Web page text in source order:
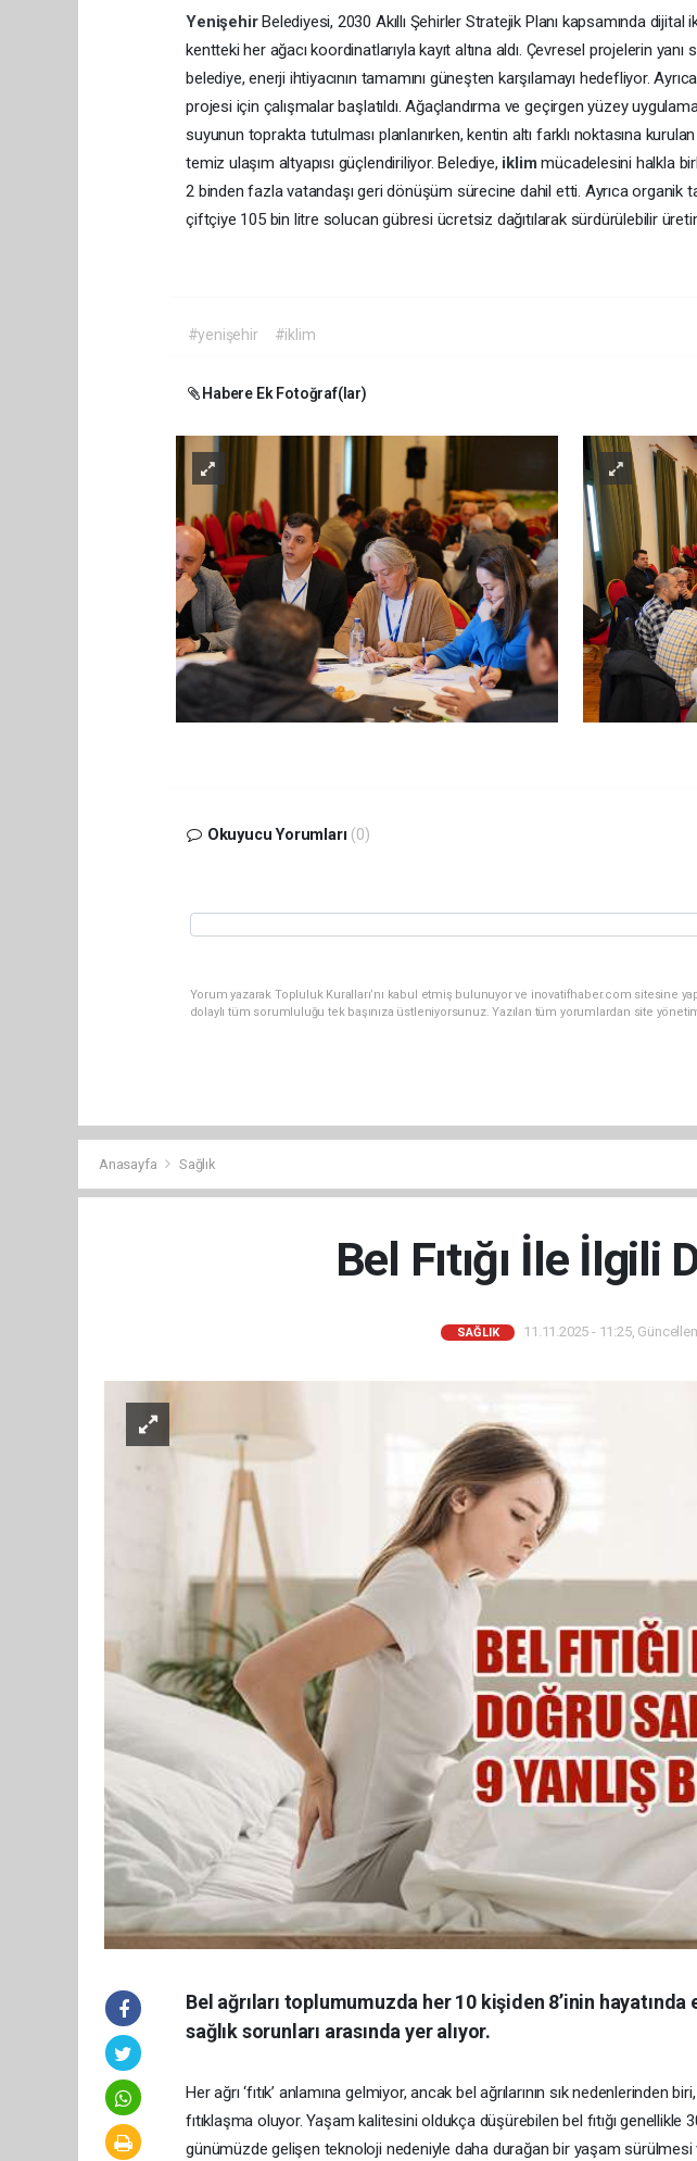
YenişehirBelediyesi, 2030 Akıllı Şehirler Stratejik Planı kapsamında
kentteki her ağacı koordinatlarıyla kayıt altına aldı. Çevresel projelerin yanı
belediye, enerji ihtiyacının tamamını güneşten karşılamayı hedefliyor.
projesi için çalışmalar başlatıldı. Ağaçlandırma ve geçirgen yüzey
suyunun toprakta tutulması planlanırken, kentin altı farklı noktasına
temiz ulaşım altyapısı güçlendiriliyor. Belediye, iklimmücadelesini halkla
2 binden fazla vatandaşı geri dönüşüm sürecine dahil etti. Ayrıca organik
çiftçiye 105 bin litre solucan gübresi ücretsiz dağıtılarak sürdürülebilir
#yenişehir #iklim
Habere Ek Fotoğraf(lar)
Okuyucu Yorumları (0)
Yorum yazarak Topluluk Kuralları’nı kabul etmiş bulunuyor ve inovatifhaber.com sitesine
dolaylı tüm sorumluluğu tek başınıza üstleniyorsunuz. Yazılan tüm yorumlardan site
Anasayfa Sağlık
Bel Fıtığı İle İlgili
SAĞLIK 11.11.2025 - 11:25,
Bel ağrıları toplumumuzda her 10 kişiden 8’inin hayatında
sağlık sorunları arasında yer alıyor.
Her ağrı ‘fıtık’ anlamına gelmiyor, ancak bel ağrılarının sık nedenlerinden
fıtıklaşma oluyor. Yaşam kalitesini oldukça düşürebilen bel fıtığı genellikle
günümüzde gelişen teknoloji nedeniyle daha durağan bir yaşam